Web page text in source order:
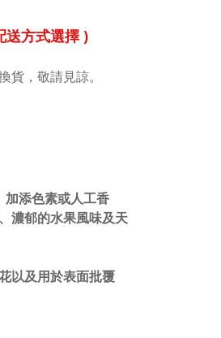
送方式選擇 )
，敬請見諒。
加添色素或人工香
濃郁的水果風味及天
以及用於表面批覆